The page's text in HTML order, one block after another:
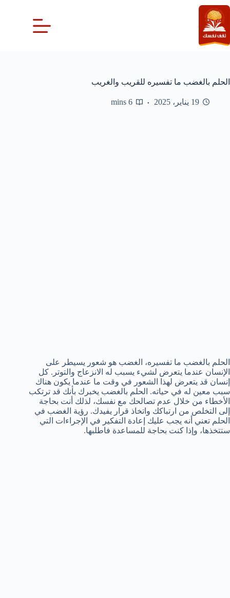
التجاوز
إلى
المحتوى
الحلم بالغضب ما تفسيره للقريب والغريب
19 يناير، 2025 6 mins
الحلم بالغضب ما تفسيره، الغضب هو شعور يسيطر على
الإنسان عندما يتعرض لشيء يسبب له الانزعاج والتوتر. كل
إنسان قد يتعرض لهذا الشعور في وقت ما عندما يكون هناك
سبب معين له في حياته. الحلم بالغضب يخبرك بأنك قد ترتكب
الأخطاء من خلال عدم تصالحك مع نفسك، لذلك أنت بحاجة
إلى التخلص من ارتباكك واتخاذ قرار يفيدك. رؤية الغضب في
الحلم تعني أنه يجب عليك إعادة التفكير في الإجراءات التي
ستتخذها، وإذا كنت بحاجة للمساعدة فاطلبها.